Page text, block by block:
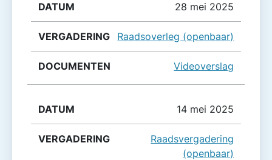
28 mei 2025
Raadsoverleg (openbaar)
Videoverslag
14 mei 2025
Raadsvergadering
(openbaar)